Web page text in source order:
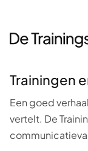
Trainingen
Een goed
vertelt. De